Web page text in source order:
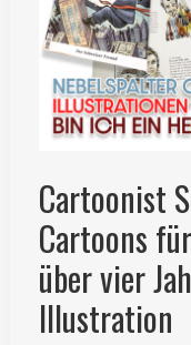
Cartoonist
Cartoons
über vier
Illustration